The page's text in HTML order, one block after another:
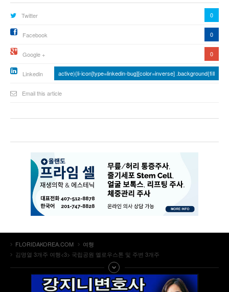
Twitter 0
Facebook 0
Google + 0
Linkedin active){li-icon[type=linkedin-bug][color=inverse] .background{fill
Email this article
FLORIDAKOREA.COM
여행
김명열 3개주 여행<3> 국립공원 엘로우스톤 및 주변 3개주